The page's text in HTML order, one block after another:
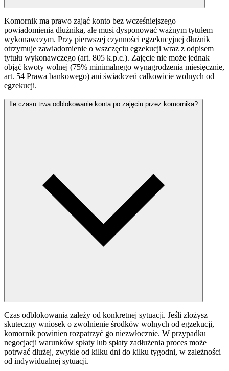
Komornik ma prawo zająć konto bez wcześniejszego
powiadomienia dłużnika, ale musi dysponować ważnym tytułem
wykonawczym. Przy pierwszej czynności egzekucyjnej dłużnik
otrzymuje zawiadomienie o wszczęciu egzekucji wraz z odpisem
tytułu wykonawczego (art. 805 k.p.c.). Zajęcie nie może jednak
objąć kwoty wolnej (75% minimalnego wynagrodzenia miesięcznie,
art. 54 Prawa bankowego) ani świadczeń całkowicie wolnych od
egzekucji.
Ile czasu trwa odblokowanie konta po zajęciu przez komornika?
Czas odblokowania zależy od konkretnej sytuacji. Jeśli złożysz
skuteczny wniosek o zwolnienie środków wolnych od egzekucji,
komornik powinien rozpatrzyć go niezwłocznie. W przypadku
negocjacji warunków spłaty lub spłaty zadłużenia proces może
potrwać dłużej, zwykle od kilku dni do kilku tygodni, w zależności
od indywidualnej sytuacji.